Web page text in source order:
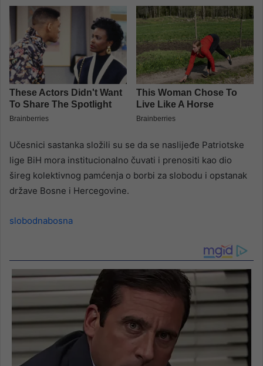
Učesnici sastanka složili su se da se naslijeđe Patriotske
lige BiH mora institucionalno čuvati i prenositi kao dio
šireg kolektivnog pamćenja o borbi za slobodu i opstanak
države Bosne i Hercegovine.
slobodnabosna